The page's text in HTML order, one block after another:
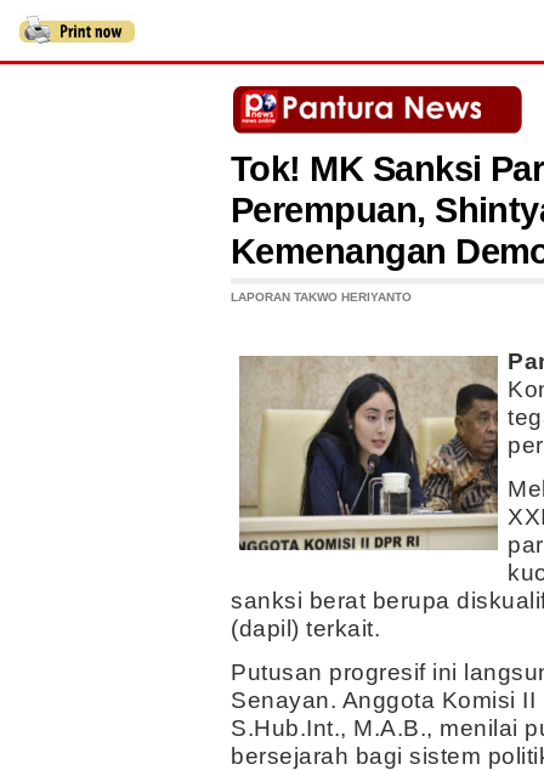
Tok! MK Sanksi
Perempuan,
Kemenangan
LAPORAN TAKWO HERIYANTO
sanksi berat berupa
(dapil) terkait.
Putusan progresif ini
Senayan. Anggota Komisi
S.Hub.Int., M.A.B., menilai
bersejarah bagi sistem